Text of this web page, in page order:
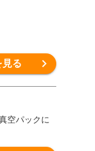
見る
空パックに